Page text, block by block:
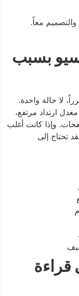
معاً.
بسبب
لا حالة واحدة.
ارتداد مرتفع،
وإذا كانت أغلب
تحتاج إلى